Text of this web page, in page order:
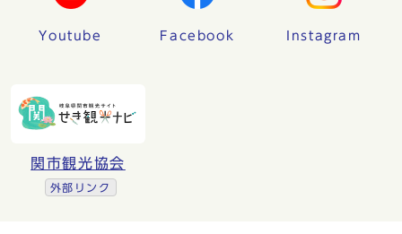
Youtube Facebook Instagram
関市観光協会
外部リンク